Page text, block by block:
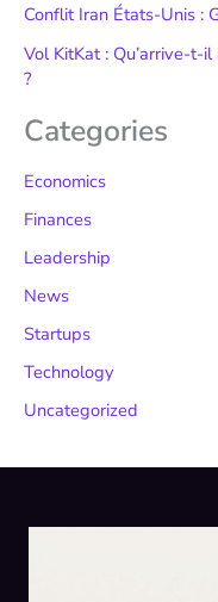
Conflit Iran États-Unis :
Vol KitKat : Qu’arrive-t-
?
Categories
Economics
Finances
Leadership
News
Startups
Technology
Uncategorized